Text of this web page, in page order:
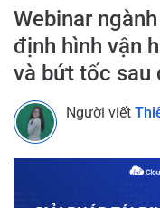
Webinar
định hình vận
và bứt tốc sau
Người viết